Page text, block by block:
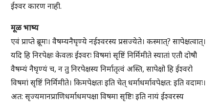
ईश्वर कारण नाही.
मूळ भाष्य
एवं प्राप्ते ब्रूमः। वैषम्यनैघृण्ये नईश्वरस्य प्रसज्येते। कस्मात्? सापेक्षत्वात्।
यदि हि निरपेक्षः केवलः ईश्वरः विषमां सृष्टिं निर्मिमीते स्यातां एतौ दोषौ
वैषम्यं नैघृण्यं च, न तु निरपेक्षस्य निर्मातृत्वं अस्ति, सापेक्षो हि ईश्वरो
विषमां सृष्टिं निर्मिमीते। किमपेक्षतः इति चेत् धर्माधर्मावपेक्षत: इति वदामः।
अत: सृज्यमानप्राणिधर्माधमपक्षा विषमा सृष्टिः इति नायं ईश्वरस्य